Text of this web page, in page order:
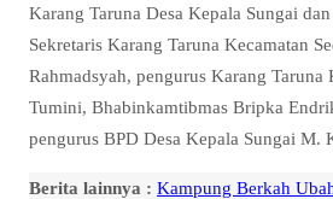
Karang Taruna Desa Kepala Sungai
Sekretaris Karang Taruna Kecamatan
Rahmadsyah, pengurus Karang Taruna
Tumini, Bhabinkamtibmas Bripka
pengurus BPD Desa Kepala Sungai M.
Berita lainnya : Kampung Berkah